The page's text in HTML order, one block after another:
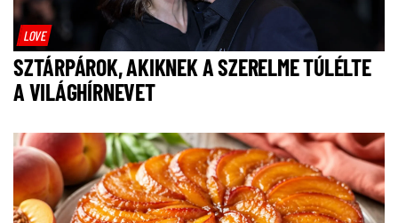
LOVE
SZTÁRPÁROK, AKIKNEK A SZERELME TÚLÉLTE
A VILÁGHÍRNEVET